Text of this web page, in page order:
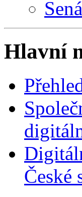
Hlavní
České